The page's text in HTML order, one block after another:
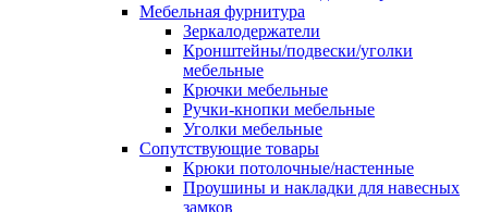
Мебельная фурнитура
Зеркалодержатели
Кронштейны/подвески/уголки
мебельные
Крючки мебельные
Ручки-кнопки мебельные
Уголки мебельные
Сопутствующие товары
Крюки потолочные/настенные
Проушины и накладки для навесных
замков